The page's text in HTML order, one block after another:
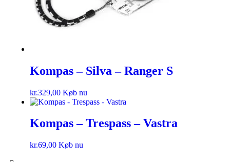
Kompas – Silva – Ranger S
kr.329,00 Køb nu
Kompas – Trespass – Vastra
kr.69,00 Køb nu